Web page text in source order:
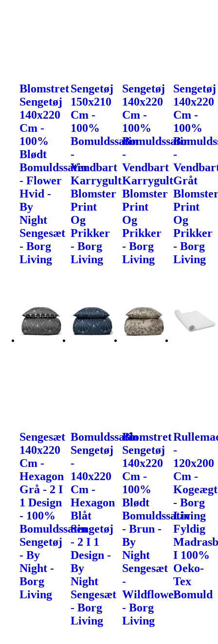
Blomstret
Sengetøj
140x220
Cm -
100%
Blødt
Bomuldssatin
- Flower
Hvid -
By
Night
Sengesæt
- Borg
Living
Sengetøj
150x210
Cm -
100%
Bomuldssatin
-
Vendbart
Karrygult
Blomster
Print
Og
Prikker
- Borg
Living
Sengetøj
140x220
Cm -
100%
Bomuldssatin
-
Vendbart
Karrygult
Blomster
Print
Og
Prikker
- Borg
Living
Sengetøj
140x220
Cm -
100%
-
Gråt
Print
Og
Prikker
- Borg
Living
Sengesæt
140x220
Cm -
Hexagon
Grå - 2 I
1 Design
- 100%
Bomuldssatin
Sengetøj
- By
Night -
Borg
Living
Bomuldssatin
Sengetøj
-
140x220
Cm -
Hexagon
Blåt
Sengetøj
- 2 I 1
Design -
By
Night
Sengesæt
- Borg
Living
Blomstret
Sengetøj
140x220
Cm -
100%
Blødt
Bomuldssatin
- Brun -
By
Night
Sengesæt
-
Wildflower
- Borg
Living
-
120x200
Cm -
- Borg
Living
Fyldig
I 100%
Oeko-
Tex
Bomuld